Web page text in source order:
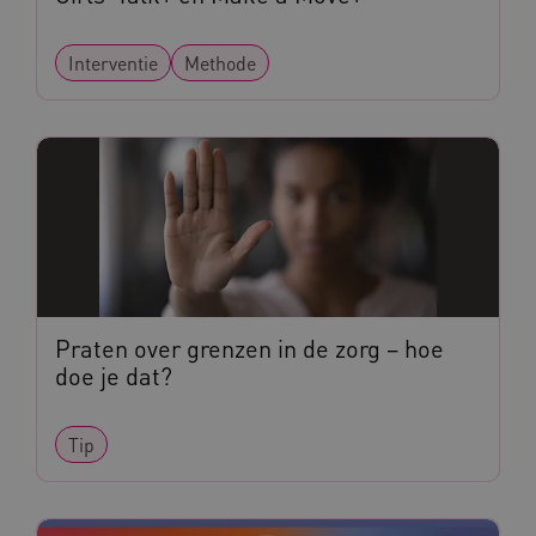
Interventie Methode
Praten over grenzen in de zorg – hoe
doe je dat?
Tip
ga_session_duration www.kennispleingehandicaptensector.nl
VISITOR_INFO1_LIVE
Google LLC
.youtube.com
a594.kennispleingehandicaptensector.nl